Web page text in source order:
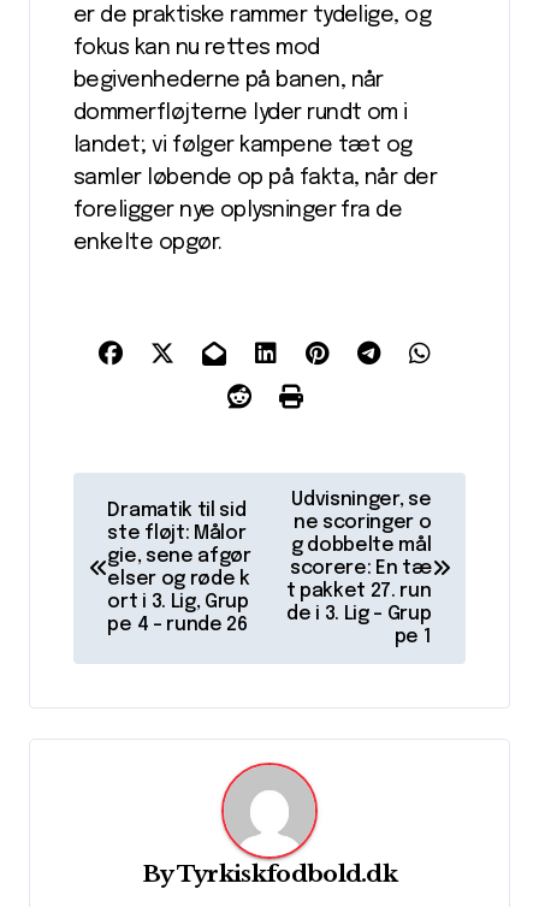
er de praktiske rammer tydelige, og
fokus kan nu rettes mod
begivenhederne på banen, når
dommerfløjterne lyder rundt om i
landet; vi følger kampene tæt og
samler løbende op på fakta, når der
foreligger nye oplysninger fra de
enkelte opgør.
d
s
Dramatik til sid
ste fløjt: Målor
gie, sene afgør
elser og røde k
ort i 3. Lig, Grup
pe 4 – runde 26
Udvisninger, se
ne scoringer o
g dobbelte mål
scorere: En tæ
t pakket 27. run
de i 3. Lig – Grup
pe 1
ByTyrkiskfodbold.dk